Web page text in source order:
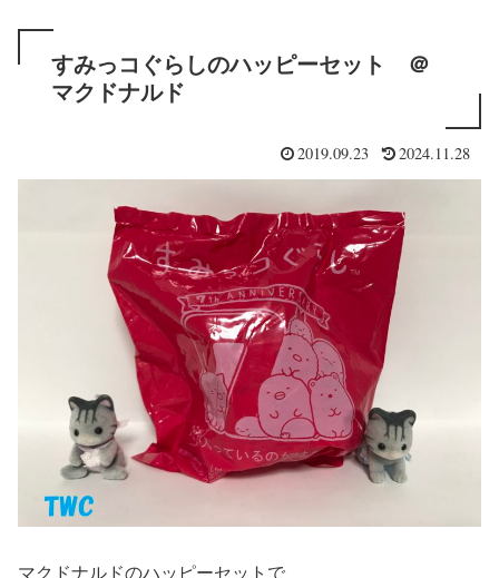
すみっコぐらしのハッピーセット ＠
マクドナルド
2019.09.23 2024.11.28
マクドナルドのハッピーセットで